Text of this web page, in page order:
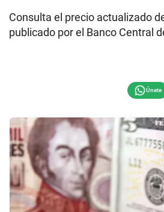
Consulta el precio actualizado
publicado por el Banco Central